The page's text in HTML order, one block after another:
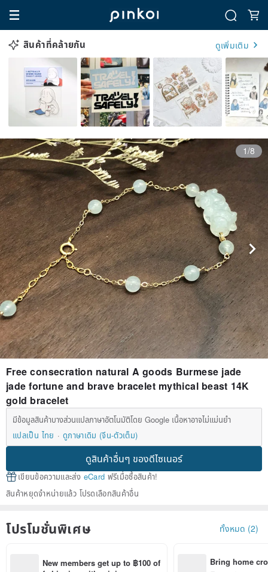
สินค้าที่คล้ายกัน ดูเพิ่มเติม
1/8
Free consecration natural A goods Burmese jade
jade fortune and brave bracelet mythical beast 14K
gold bracelet
มีข้อมูลสินค้าบางส่วนแปลภาษาอัตโนมัติโดย Google เนื้อหาอาจไม่แม่นยำ
แปลเป็น ไทย
ดูภาษาเดิม (จีน-ตัวเต็ม)
ดูสินค้าอื่นๆ ของดีไซเนอร์
เขียนข้อความและส่ง eCard ฟรีเมื่อซื้อสินค้า!
สินค้าหยุดจำหน่ายแล้ว โปรดเลือกสินค้าอื่น
โปรโมชั่นพิเศษ ทั้งหมด (2)
New members get up to ฿100 of
Bring home